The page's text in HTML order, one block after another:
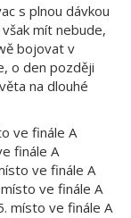
s plnou dávkou
mít nebude,
bojovat v
o den později
na dlouhé
ve finále A
finále A
ve finále A
ve finále A
místo ve finále A